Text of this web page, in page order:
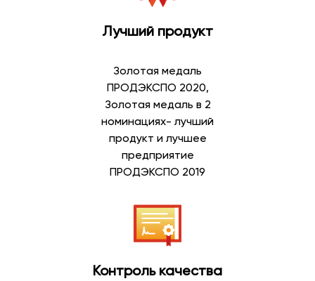
Лучший продукт
Золотая медаль
ПРОДЭКСПО 2020,
Золотая медаль в 2
номинациях- лучший
продукт и лучшее
предприятие
ПРОДЭКСПО 2019
Контроль качества